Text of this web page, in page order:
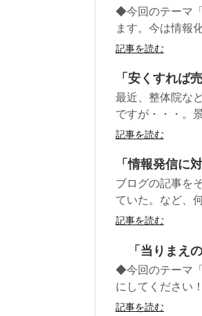
◆今回のテーマ
ます。今は情報
記事を読む
「安くすれば
最近、整体院な
ですが・・・。
記事を読む
「情報発信に
ブログの記事を
ていた。など、
記事を読む
「当りまえの
◆今回のテーマ
にしてください
記事を読む